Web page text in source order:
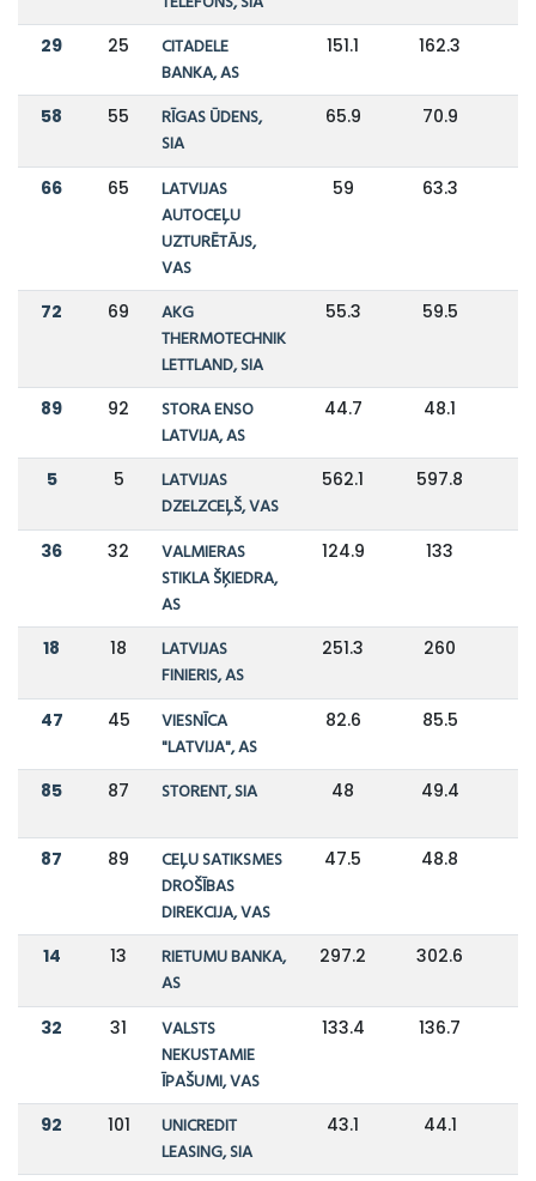
29 25
CITADELE
BANKA, AS
151.1 162.3
58 55
RĪGAS ŪDENS,
SIA
65.9 70.9
66 65
LATVIJAS
AUTOCEĻU
UZTURĒTĀJS,
VAS
59 63.3
72 69
AKG
THERMOTECHNIK
LETTLAND, SIA
55.3 59.5
89 92
STORA ENSO
LATVIJA, AS
44.7 48.1
5 5
LATVIJAS
DZELZCEĻŠ, VAS
562.1 597.8
36 32
VALMIERAS
STIKLA ŠĶIEDRA,
AS
124.9 133
18 18
LATVIJAS
FINIERIS, AS
251.3 260
47 45
VIESNĪCA
"LATVIJA", AS
82.6 85.5
85 87 STORENT, SIA 48 49.4
87 89
CEĻU SATIKSMES
DROŠĪBAS
DIREKCIJA, VAS
47.5 48.8
14 13
RIETUMU BANKA,
AS
297.2 302.6
32 31
VALSTS
NEKUSTAMIE
ĪPAŠUMI, VAS
133.4 136.7
92 101
UNICREDIT
LEASING, SIA
43.1 44.1